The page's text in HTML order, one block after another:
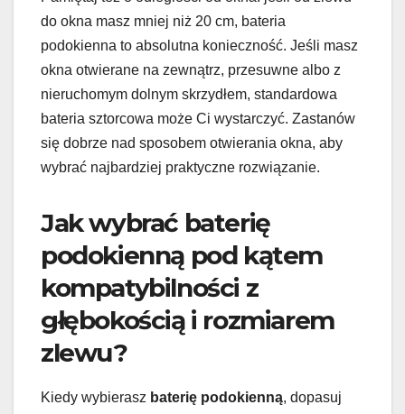
do okna masz mniej niż 20 cm, bateria
podokienna to absolutna konieczność. Jeśli masz
okna otwierane na zewnątrz, przesuwne albo z
nieruchomym dolnym skrzydłem, standardowa
bateria sztorcowa może Ci wystarczyć. Zastanów
się dobrze nad sposobem otwierania okna, aby
wybrać najbardziej praktyczne rozwiązanie.
Jak wybrać baterię
podokienną pod kątem
kompatybilności z
głębokością i rozmiarem
zlewu?
Kiedy wybierasz baterię podokienną, dopasuj